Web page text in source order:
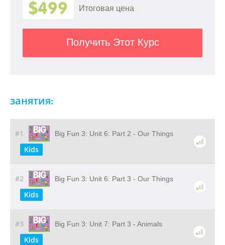
$499 Итоговая цена
Получить Этот Курс
занятия:
#1 Big Fun 3: Unit 6: Part 2 - Our Things
Kids
#2 Big Fun 3: Unit 6: Part 3 - Our Things
Kids
#3 Big Fun 3: Unit 7: Part 3 - Animals
Kids